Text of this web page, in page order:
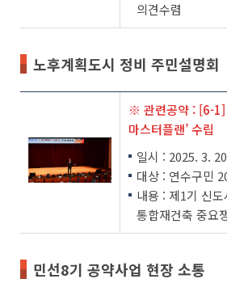
의견수렴
노후계획도시 정비 주민설명회
※ 관련공약 : [6-1]
마스터플랜’ 수립
일시 : 2025. 3.
대상 : 연수구민
내용 : 제1기 신
통합재건축 중요
민선8기 공약사업 현장 소통